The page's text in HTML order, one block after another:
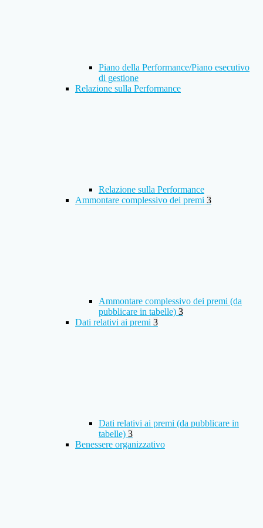
Piano della Performance/Piano esecutivo
di gestione
Relazione sulla Performance
Relazione sulla Performance
Ammontare complessivo dei premi 3
Ammontare complessivo dei premi (da
pubblicare in tabelle) 3
Dati relativi ai premi 3
Dati relativi ai premi (da pubblicare in
tabelle) 3
Benessere organizzativo